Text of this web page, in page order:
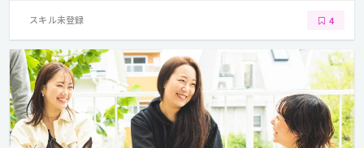
スキル未登録 4